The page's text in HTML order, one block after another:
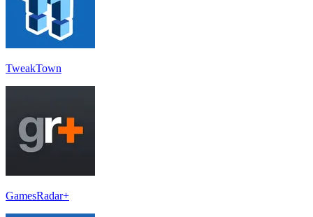
TweakTown
GamesRadar+